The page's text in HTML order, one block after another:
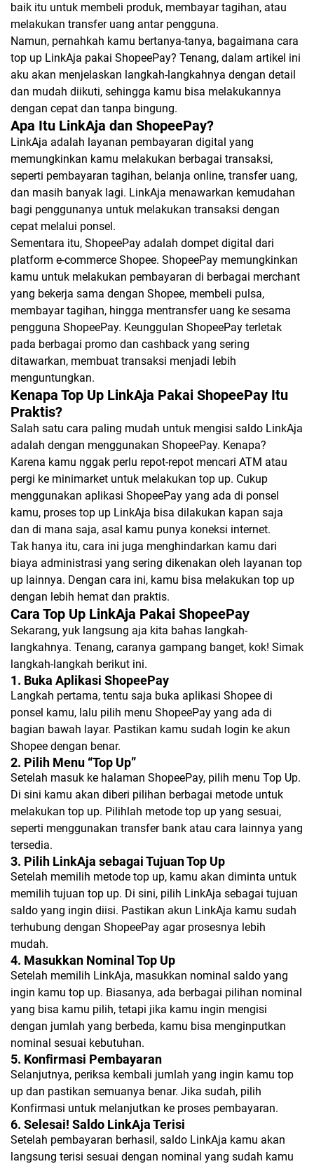
baik itu untuk membeli produk, membayar tagihan, atau
melakukan transfer uang antar pengguna.
Namun, pernahkah kamu bertanya-tanya, bagaimana cara
top up LinkAja pakai ShopeePay? Tenang, dalam artikel ini
aku akan menjelaskan langkah-langkahnya dengan detail
dan mudah diikuti, sehingga kamu bisa melakukannya
dengan cepat dan tanpa bingung.
Apa Itu LinkAja dan ShopeePay?
LinkAja adalah layanan pembayaran digital yang
memungkinkan kamu melakukan berbagai transaksi,
seperti pembayaran tagihan, belanja online, transfer uang,
dan masih banyak lagi. LinkAja menawarkan kemudahan
bagi penggunanya untuk melakukan transaksi dengan
cepat melalui ponsel.
Sementara itu, ShopeePay adalah dompet digital dari
platform e-commerce Shopee. ShopeePay memungkinkan
kamu untuk melakukan pembayaran di berbagai merchant
yang bekerja sama dengan Shopee, membeli pulsa,
membayar tagihan, hingga mentransfer uang ke sesama
pengguna ShopeePay. Keunggulan ShopeePay terletak
pada berbagai promo dan cashback yang sering
ditawarkan, membuat transaksi menjadi lebih
menguntungkan.
Kenapa Top Up LinkAja Pakai ShopeePay Itu
Praktis?
Salah satu cara paling mudah untuk mengisi saldo LinkAja
adalah dengan menggunakan ShopeePay. Kenapa?
Karena kamu nggak perlu repot-repot mencari ATM atau
pergi ke minimarket untuk melakukan top up. Cukup
menggunakan aplikasi ShopeePay yang ada di ponsel
kamu, proses top up LinkAja bisa dilakukan kapan saja
dan di mana saja, asal kamu punya koneksi internet.
Tak hanya itu, cara ini juga menghindarkan kamu dari
biaya administrasi yang sering dikenakan oleh layanan top
up lainnya. Dengan cara ini, kamu bisa melakukan top up
dengan lebih hemat dan praktis.
Cara Top Up LinkAja Pakai ShopeePay
Sekarang, yuk langsung aja kita bahas langkah-
langkahnya. Tenang, caranya gampang banget, kok! Simak
langkah-langkah berikut ini.
1. Buka Aplikasi ShopeePay
Langkah pertama, tentu saja buka aplikasi Shopee di
ponsel kamu, lalu pilih menu ShopeePay yang ada di
bagian bawah layar. Pastikan kamu sudah login ke akun
Shopee dengan benar.
2. Pilih Menu “Top Up”
Setelah masuk ke halaman ShopeePay, pilih menu Top Up.
Di sini kamu akan diberi pilihan berbagai metode untuk
melakukan top up. Pilihlah metode top up yang sesuai,
seperti menggunakan transfer bank atau cara lainnya yang
tersedia.
3. Pilih LinkAja sebagai Tujuan Top Up
Setelah memilih metode top up, kamu akan diminta untuk
memilih tujuan top up. Di sini, pilih LinkAja sebagai tujuan
saldo yang ingin diisi. Pastikan akun LinkAja kamu sudah
terhubung dengan ShopeePay agar prosesnya lebih
mudah.
4. Masukkan Nominal Top Up
Setelah memilih LinkAja, masukkan nominal saldo yang
ingin kamu top up. Biasanya, ada berbagai pilihan nominal
yang bisa kamu pilih, tetapi jika kamu ingin mengisi
dengan jumlah yang berbeda, kamu bisa menginputkan
nominal sesuai kebutuhan.
5. Konfirmasi Pembayaran
Selanjutnya, periksa kembali jumlah yang ingin kamu top
up dan pastikan semuanya benar. Jika sudah, pilih
Konfirmasi untuk melanjutkan ke proses pembayaran.
6. Selesai! Saldo LinkAja Terisi
Setelah pembayaran berhasil, saldo LinkAja kamu akan
langsung terisi sesuai dengan nominal yang sudah kamu